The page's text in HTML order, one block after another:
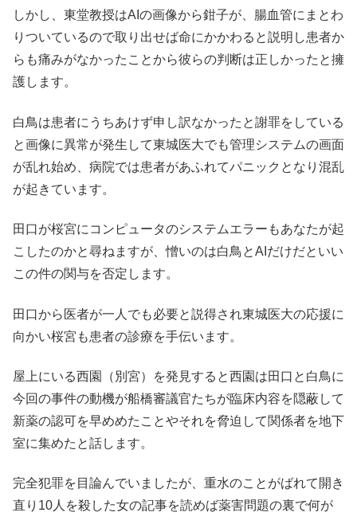
しかし、東堂教授はAIの画像から鉗子が、腸血管にまとわ
りついているので取り出せば命にかかわると説明し患者か
らも痛みがなかったことから彼らの判断は正しかったと擁
護します。
白鳥は患者にうちあけず申し訳なかったと謝罪をしている
と画像に異常が発生して東城医大でも管理システムの画面
が乱れ始め、病院では患者があふれてパニックとなり混乱
が起きています。
田口が桜宮にコンピュータのシステムエラーもあなたが起
こしたのかと尋ねますが、憎いのは白鳥とAIだけだといい
この件の関与を否定します。
田口から医者が一人でも必要と説得され東城医大の応援に
向かい桜宮も患者の診療を手伝います。
屋上にいる西園（別宮）を発見すると西園は田口と白鳥に
今回の事件の動機が船橋審議官たちが臨床内容を隠蔽して
新薬の認可を早めめたことやそれを脅迫して関係者を地下
室に集めたと話します。
完全犯罪を目論んでいましたが、重水のことがばれて開き
直り10人を殺した女の記事を読めば薬害問題の裏で何が